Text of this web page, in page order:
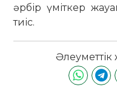
әрбір үміткер
тиіс.
Әлеуметтік